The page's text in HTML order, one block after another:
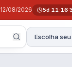
12/08/2026 5d
Escolha